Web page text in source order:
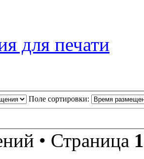
для печати
Поле сортировки:
• Страница 1